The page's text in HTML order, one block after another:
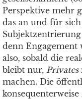
Perspektive mehr
das an und für
denn Engagement
also, sobald die
bleibt nur, Privates
machen. Die